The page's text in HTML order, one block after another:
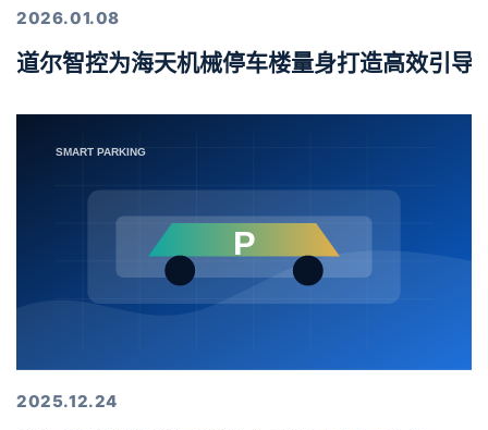
2026.01.08
道尔智控为海天机械停车楼量身打造高效引导
2025.12.24